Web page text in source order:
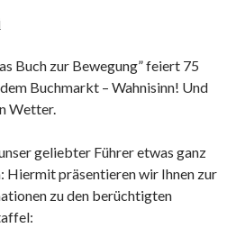
Buch zur Bewegung” feiert 75
Buchmarkt – Wahnisinn! Und
Wetter.
geliebter Führer etwas ganz
Hiermit präsentieren wir Ihnen zur
zu den berüchtigten